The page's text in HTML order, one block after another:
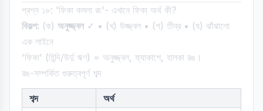
প্রশ্ন ১৮: 'ফিকা কমলা রং'- এখানে ফিকা অর্থ কী?
বিকল্প: (ক) অনুজ্জ্বল✓ • (খ) উজ্জ্বল • (গ) তীব্র • (ঘ) ঝাঁঝালো
এক লাইনে
'ফিকা' (হিন্দি/উর্দু ঋণ) = অনুজ্জ্বল, ফ্যাকাশে, হালকা রঙ।
রঙ-সম্পর্কিত গুরুত্বপূর্ণ শব্দ
শব্দ
অর্থ